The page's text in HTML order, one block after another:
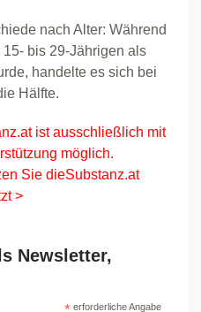
nach Alter: Während
bis 29-Jährigen als
handelte es sich bei
Hälfte.
ist ausschließlich mit
möglich.
Sie dieSubstanz.at
>
Newsletter,
erforderliche Angabe